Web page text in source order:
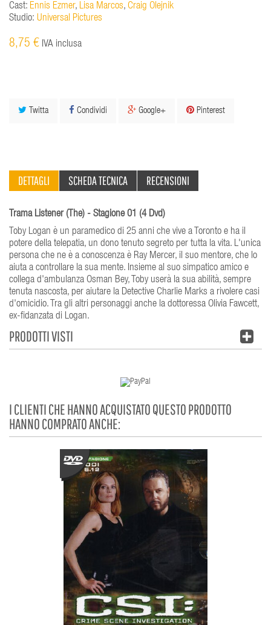
Cast: Ennis Ezmer, Lisa Marcos, Craig Olejnik
Studio: Universal Pictures
8,75 € IVA inclusa
Twitta Condividi Google+ Pinterest
DETTAGLI SCHEDA TECNICA RECENSIONI
Trama Listener (The) - Stagione 01 (4 Dvd)
Toby Logan è un paramedico di 25 anni che vive a Toronto e ha il
potere della telepatia, un dono tenuto segreto per tutta la vita. L'unica
persona che ne è a conoscenza è Ray Mercer, il suo mentore, che lo
aiuta a controllare la sua mente. Insieme al suo simpatico amico e
collega d'ambulanza Osman Bey, Toby userà la sua abilità, sempre
tenuta nascosta, per aiutare la Detective Charlie Marks a rivolere casi
d'omicidio. Tra gli altri personaggi anche la dottoressa Olivia Fawcett,
ex-fidanzata di Logan.
PRODOTTI VISTI
I CLIENTI CHE HANNO ACQUISTATO QUESTO PRODOTTO
HANNO COMPRATO ANCHE: